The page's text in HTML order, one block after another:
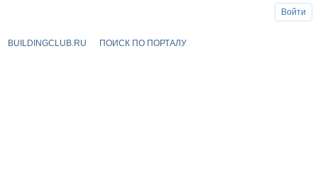
BUILDINGCLUB.RU ПОИСК ПО ПОРТАЛУ
Войти